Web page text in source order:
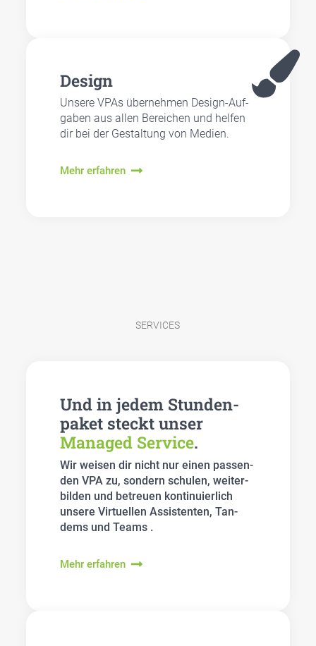
Design
Unse­re VPAs über­neh­men Design-Auf­
ga­ben aus allen Berei­chen und hel­fen
dir bei der Gestal­tung von Medi­en.
Mehr erfahren
SERVICES
Und in jedem Stun­den­
pa­ket steckt unser
Mana­ged Ser­vice.
Wir wei­sen dir nicht nur einen pas­sen­
den VPA zu, son­dern schu­len, wei­ter­
bil­den und betreu­en kon­ti­nu­ier­lich
unse­re Vir­tu­el­len Assis­ten­ten, Tan­
dems und Teams .
Mehr erfahren